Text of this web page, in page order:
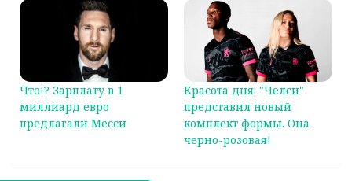
Что!? Зарплату в 1
миллиард евро
предлагали Месси
Красота дня: "Челси"
представил новый
комплект формы. Она
черно-розовая!